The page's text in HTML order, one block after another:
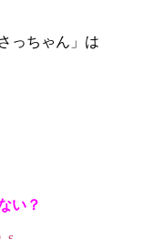
っちゃん」は
い？